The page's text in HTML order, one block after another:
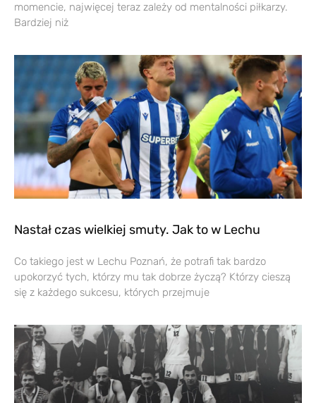
momencie, najwięcej teraz zależy od mentalności piłkarzy.
Bardziej niż
Nastał czas wielkiej smuty. Jak to w Lechu
Co takiego jest w Lechu Poznań, że potrafi tak bardzo
upokorzyć tych, którzy mu tak dobrze życzą? Którzy cieszą
się z każdego sukcesu, których przejmuje